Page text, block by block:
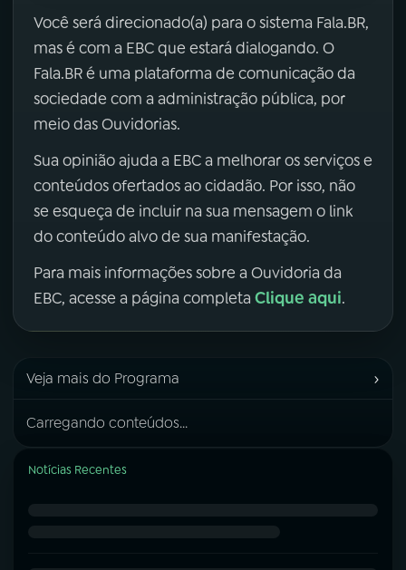
Você será direcionado(a) para o sistema Fala.BR,
mas é com a EBC que estará dialogando. O
Fala.BR é uma plataforma de comunicação da
sociedade com a administração pública, por
meio das Ouvidorias.
Sua opinião ajuda a EBC a melhorar os serviços e
conteúdos ofertados ao cidadão. Por isso, não
se esqueça de incluir na sua mensagem o link
do conteúdo alvo de sua manifestação.
Para mais informações sobre a Ouvidoria da
EBC, acesse a página completa Clique aqui.
Veja mais do Programa ›
Carregando conteúdos...
Notícias Recentes